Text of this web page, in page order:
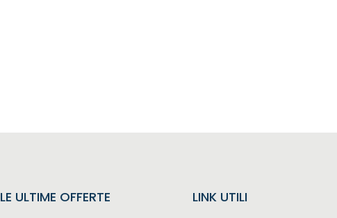
LE ULTIME OFFERTE LINK UTILI